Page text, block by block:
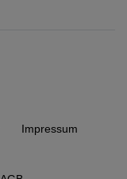
Impressum